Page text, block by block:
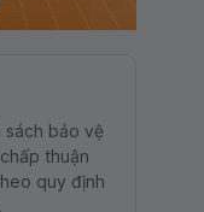
sách bảo vệ
thuận
quy định